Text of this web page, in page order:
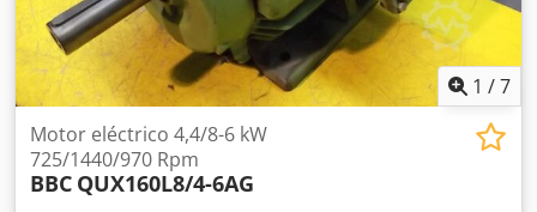
1 /7
Motor eléctrico 4,4/8-6 kW
725/1440/970 Rpm
BBC QUX160L8/4-6AG